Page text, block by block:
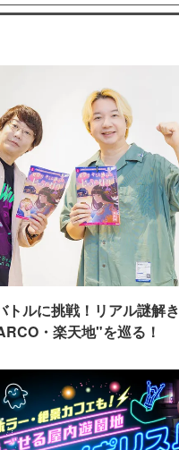
トルに挑戦！リアル謎解
・楽天地"を巡る！